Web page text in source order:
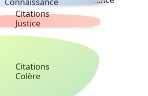
Citations
Justice
Citations
Colère